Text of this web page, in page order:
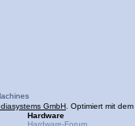
GmbH . Optimiert mit dem
Hardware
Hardware-Forum